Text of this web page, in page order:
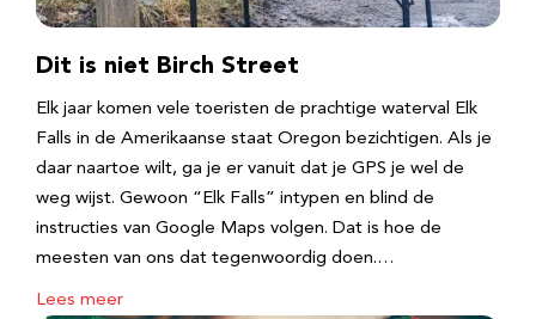
Dit is niet Birch Street
Elk jaar komen vele toeristen de prachtige waterval Elk
Falls in de Amerikaanse staat Oregon bezichtigen. Als je
daar naartoe wilt, ga je er vanuit dat je GPS je wel de
weg wijst. Gewoon “Elk Falls” intypen en blind de
instructies van Google Maps volgen. Dat is hoe de
meesten van ons dat tegenwoordig doen.…
Lees meer